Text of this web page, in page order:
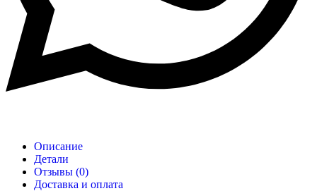
Описание
Детали
Отзывы (0)
Доставка и оплата